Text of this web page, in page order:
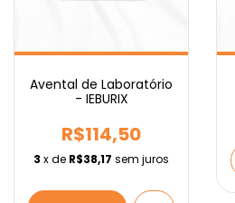
Avental de Laboratório
- IEBURIX
R$114,50
3 x de R$38,17 sem juros